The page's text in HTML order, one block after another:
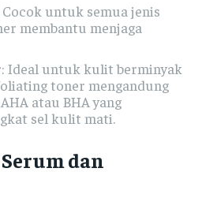
Cocok untuk semua jenis
membantu menjaga
: Ideal untuk kulit berminyak
toner mengandung
atau BHA yang
sel kulit mati.
dan